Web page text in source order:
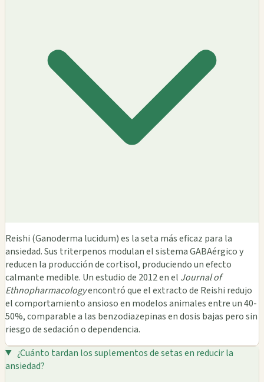
Reishi (Ganoderma lucidum) es la seta más eficaz para la
ansiedad. Sus triterpenos modulan el sistema GABAérgico y
reducen la producción de cortisol, produciendo un efecto
calmante medible. Un estudio de 2012 en el Journal of
Ethnopharmacologyencontró que el extracto de Reishi redujo
el comportamiento ansioso en modelos animales entre un 40-
50%, comparable a las benzodiazepinas en dosis bajas pero sin
riesgo de sedación o dependencia.
¿Cuánto tardan los suplementos de setas en reducir la
ansiedad?